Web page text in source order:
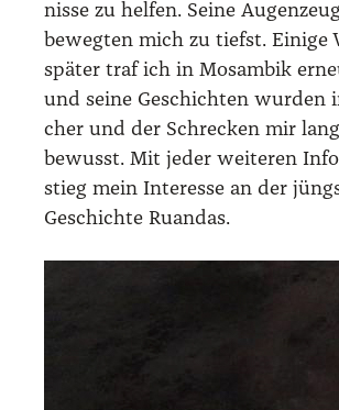
nis­se zu hel­fen. Sei­ne
beweg­ten mich zu tiefst. Eini­ge
spä­ter traf ich in Mosam­bik
und sei­ne Geschich­ten
cher und der Schre­cken mir
bewusst. Mit jeder wei­te­ren
stieg mein Inter­es­se an der
Geschich­te Ruan­das.